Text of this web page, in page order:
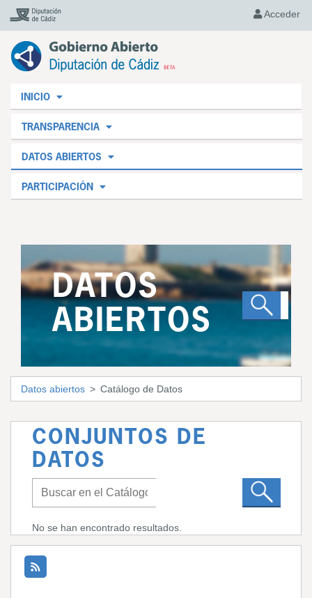
Acceder
INICIO
TRANSPARENCIA
DATOS ABIERTOS
PARTICIPACIÓN
DATOS
ABIERTOS
Datos abiertos Catálogo de Datos
CONJUNTOS DE
DATOS
No se han encontrado resultados.